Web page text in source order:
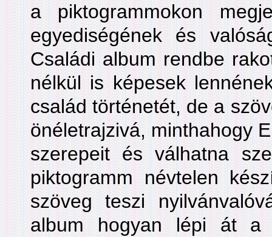
a piktogrammokon
egyediségének és
Családi album rendbe
nélkül is képesek
család történetét, de a
önéletrajzivá, minthahogy
szerepeit és válhatna
piktogramm névtelen
szöveg teszi
album hogyan lépi át a